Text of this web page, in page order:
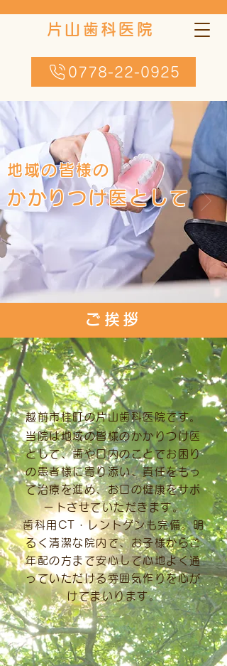
片山歯科医院
0778-22-0925
ご挨拶
越前市桂町の片山歯科医院です。
当院は地域の皆様のかかりつけ医
として、歯や口内のことでお困り
の患者様に寄り添い、責任をもっ
て治療を進め、お口の健康をサポ
ートさせていただきます。
歯科用CT・レントゲンも完備。明
るく清潔な院内で、お子様からご
年配の方まで安心して心地よく通
っていただける雰囲気作りを心が
けてまいります。
地域の皆様の
かかりつけ医として